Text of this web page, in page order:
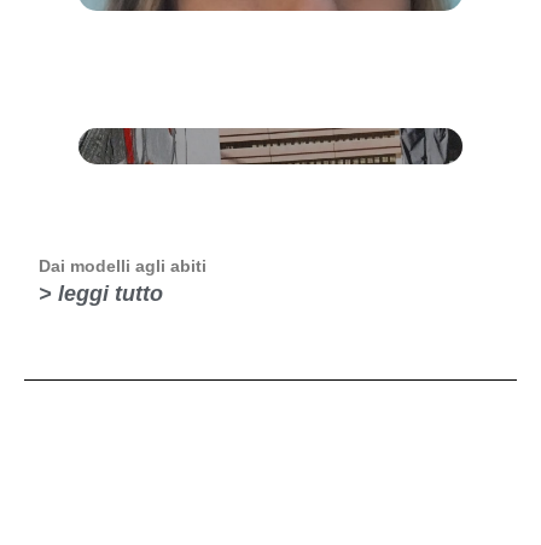
Dai modelli agli abiti
> leggi tutto